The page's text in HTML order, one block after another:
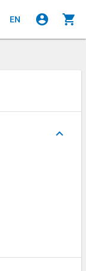
EN account_circle shopping_cart
keyboard_arrow_up